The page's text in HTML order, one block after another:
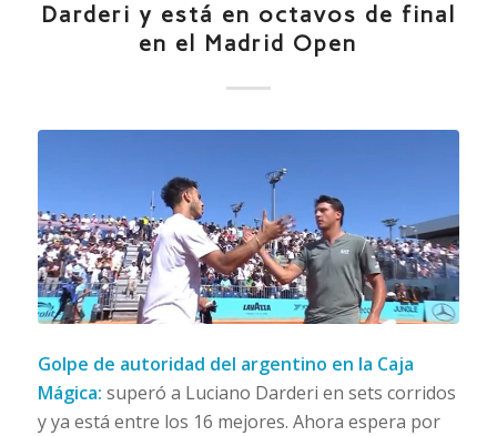
Darderi y está en octavos de final
en el Madrid Open
Golpe de autoridad del argentino en la Caja
Mágica: superó a Luciano Darderi en sets corridos
y ya está entre los 16 mejores. Ahora espera por